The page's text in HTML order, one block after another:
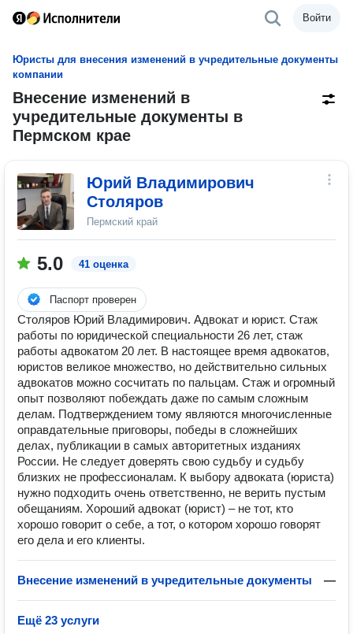
Войти
Юристы для внесения изменений в учредительные документы
компании
Внесение изменений в
учредительные документы в
Пермском крае
Юрий Владимирович
Столяров
Пермский край
5.0 41 оценка
Паспорт проверен
Столяров Юрий Владимирович. Адвокат и юрист. Стаж
работы по юридической специальности 26 лет, стаж
работы адвокатом 20 лет. В настоящее время адвокатов,
юристов великое множество, но действительно сильных
адвокатов можно сосчитать по пальцам. Стаж и огромный
опыт позволяют побеждать даже по самым сложным
делам. Подтверждением тому являются многочисленные
оправдательные приговоры, победы в сложнейших
делах, публикации в самых авторитетных изданиях
России. Не следует доверять свою судьбу и судьбу
близких не профессионалам. К выбору адвоката (юриста)
нужно подходить очень ответственно, не верить пустым
обещаниям. Хороший адвокат (юрист) – не тот, кто
хорошо говорит о себе, а тот, о котором хорошо говорят
его дела и его клиенты.
Внесение изменений в учредительные документы —
Ещё 23 услуги